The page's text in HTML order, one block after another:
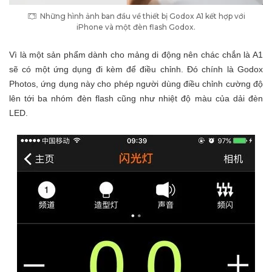
Những hình ảnh ban đầu về thiết bị Godox A1 kết hợp với
iPhone và một đèn flash Godox.
Vì là một sản phẩm dành cho mảng di động nên chác chắn là A1
sẽ có một ứng dụng đi kèm để điều chỉnh. Đó chính là Godox
Photos, ứng dụng này cho phép người dùng điều chỉnh cường độ
lên tới ba nhóm đèn flash cũng như nhiệt độ màu của dải đèn
LED.